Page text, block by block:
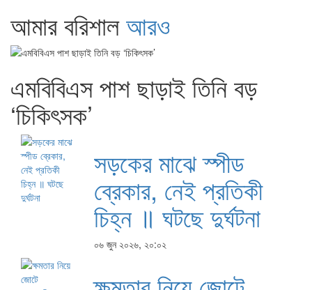
আমার বরিশালআরও
এমবিবিএস পাশ ছাড়াই তিনি বড়
‘চিকিৎসক’
সড়কের মাঝে স্পীড
ব্রেকার, নেই প্রতিকী
চিহ্ন ॥ ঘটছে দুর্ঘটনা
০৬ জুন ২০২৬, ২০:০২